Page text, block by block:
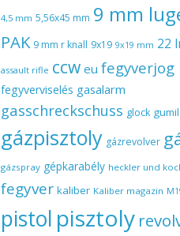
4,5 mm 5,56x45 mm 9 mm
PAK 9 mm r knall 9x19 9x19 mm 22
assault rifle ccw eu fegyverjog
fegyverviselés gasalarm
gasschreckschuss glock
gázpisztoly gázrevolver
gázspray gépkarabély heckler und
fegyver kaliber Kaliber magazin
pistol pisztoly